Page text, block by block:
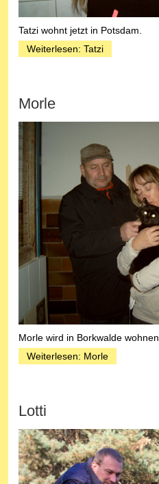
Tatzi wohnt jetzt in Potsdam.
Weiterlesen: Tatzi
Morle
Morle wird in Borkwalde wohnen.
Weiterlesen: Morle
Lotti